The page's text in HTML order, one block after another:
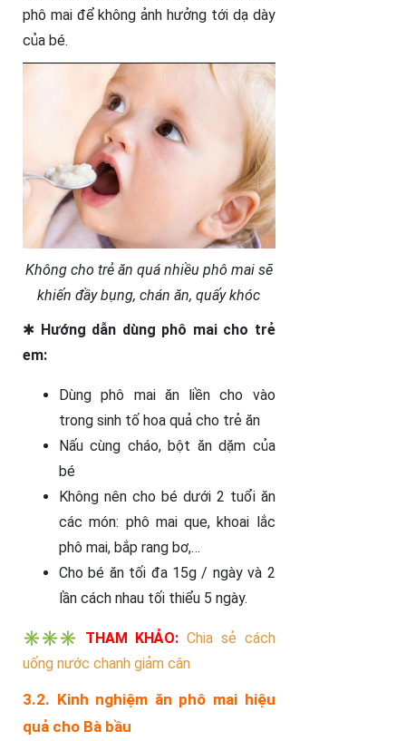
phô mai để không ảnh hưởng tới dạ dày
của bé.
Không cho trẻ ăn quá nhiều phô mai sẽ
khiến đầy bụng, chán ăn, quấy khóc
✱ Hướng dẫn dùng phô mai cho trẻ
em:
Dùng phô mai ăn liền cho vào
trong sinh tố hoa quả cho trẻ ăn
Nấu cùng cháo, bột ăn dặm của
bé
Không nên cho bé dưới 2 tuổi ăn
các món: phô mai que, khoai lắc
phô mai, bắp rang bơ,…
Cho bé ăn tối đa 15g / ngày và 2
lần cách nhau tối thiểu 5 ngày.
✳️✳️✳️ THAM KHẢO: Chia sẻ cách
uống nước chanh giảm cân
3.2. Kinh nghiệm ăn phô mai hiệu
quả cho Bà bầu